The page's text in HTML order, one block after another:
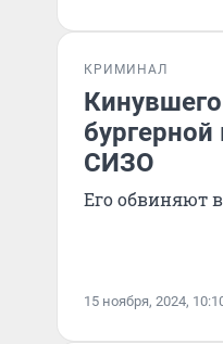
КРИМИНАЛ
СИЗО
Его обвиняют
15 ноября, 2024,